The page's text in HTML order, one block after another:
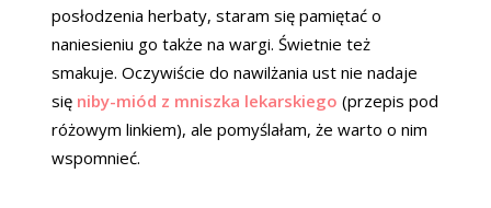
posłodzenia herbaty, staram się pamiętać o
naniesieniu go także na wargi. Świetnie też
smakuje. Oczywiście do nawilżania ust nie nadaje
się niby-miód z mniszka lekarskiego (przepis pod
różowym linkiem), ale pomyślałam, że warto o nim
wspomnieć.